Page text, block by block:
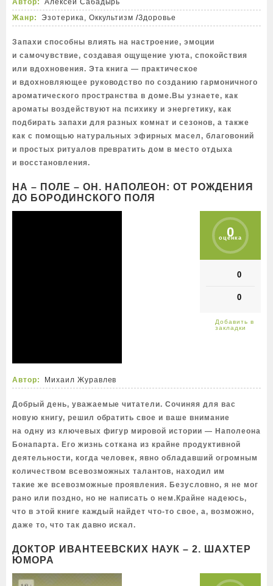
Автор:
Алексей Сабадырь
Жанр:
Эзотерика, Оккультизм /Здоровье
Запахи способны влиять на настроение, эмоции
и самочувствие, создавая ощущение уюта, спокойствия
или вдохновения. Эта книга — практическое
и вдохновляющее руководство по созданию гармоничного
ароматического пространства в доме.Вы узнаете, как
ароматы воздействуют на психику и энергетику, как
подбирать запахи для разных комнат и сезонов, а также
как с помощью натуральных эфирных масел, благовоний
и простых ритуалов превратить дом в место отдыха
и восстановления.
НА – ПОЛЕ – ОН. НАПОЛЕОН: ОТ РОЖДЕНИЯ
ДО БОРОДИНСКОГО ПОЛЯ
0
оценка
0
0
Автор: Михаил Журавлев
Добрый день, уважаемые читатели. Сочиняя для вас
новую книгу, решил обратить свое и ваше внимание
на одну из ключевых фигур мировой истории — Наполеона
Бонапарта. Его жизнь соткана из крайне продуктивной
деятельности, когда человек, явно обладавший огромным
количеством всевозможных талантов, находил им
такие же всевозможные проявления. Безусловно, я не мог
рано или поздно, но не написать о нем.Крайне надеюсь,
что в этой книге каждый найдет что-то свое, а, возможно,
даже то, что так давно искал.
ДОКТОР ИВАНТЕЕВСКИХ НАУК – 2. ШАХТЕР
ЮМОРА